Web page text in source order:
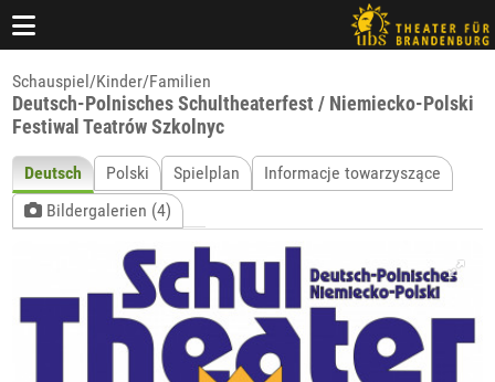
Schauspiel/Kinder/Familien
Deutsch-Polnisches Schultheaterfest / Niemiecko-Polski
Festiwal Teatrów Szkolnyc
Deutsch Polski Spielplan
Informacje towarzyszące
Bildergalerien (4)